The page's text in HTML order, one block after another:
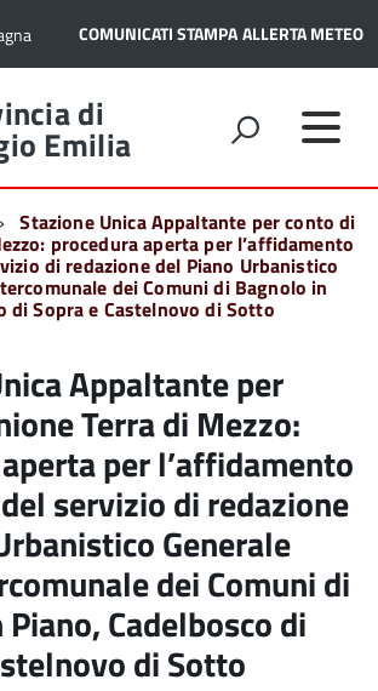
COMUNICATI STAMPAALLERTA METEO
di
Emilia
Stazione Unica Appaltante per conto di
procedura aperta per l’affidamento
di redazione del Piano Urbanistico
dei Comuni di Bagnolo in
di Sopra e Castelnovo di Sotto
Appaltante per
Terra di Mezzo:
per l’affidamento
servizio di redazione
Generale
dei Comuni di
Cadelbosco di
di Sotto